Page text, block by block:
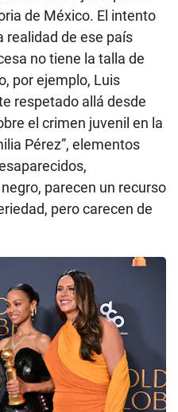
el crimen juvenil en la
Pérez”, elementos
parecen un recurso
pero carecen de
Paz, Selena Gómez, Zoe Saldaña
2025.